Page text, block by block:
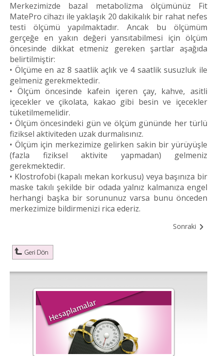
Merkezimizde bazal metabolizma ölçümünüz Fit
MatePro cihazı ile yaklaşık 20 dakikalık bir rahat nefes
testi ölçümü yapılmaktadır. Ancak bu ölçümüm
gerçeğe en yakın değeri yansıtabilmesi için ölçüm
öncesinde dikkat etmeniz gereken şartlar aşağıda
belirtilmiştir:
• Ölçüme en az 8 saatlik açlık ve 4 saatlik susuzluk ile
gelmeniz gerekmektedir.
• Ölçüm öncesinde kafein içeren çay, kahve, asitli
içecekler ve çikolata, kakao gibi besin ve içecekler
tüketilmemelidir.
• Ölçüm öncesindeki gün ve ölçüm gününde her türlü
fiziksel aktiviteden uzak durmalısınız.
• Ölçüm için merkezimize gelirken sakin bir yürüyüşle
(fazla fiziksel aktivite yapmadan) gelmeniz
gerekmektedir.
• Klostrofobi (kapalı mekan korkusu) veya başınıza bir
maske takılı şekilde bir odada yalnız kalmanıza engel
herhangi başka bir sorununuz varsa bunu önceden
merkezimize bildirmenizi rica ederiz.
Sonraki